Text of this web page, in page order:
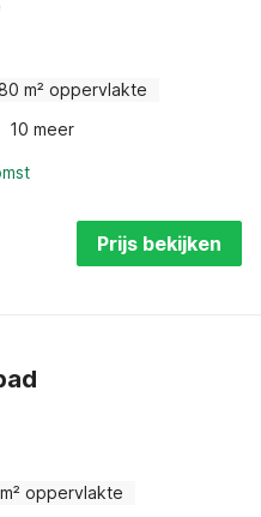
m² oppervlakte
10 meer
Prijs bekijken
oppervlakte